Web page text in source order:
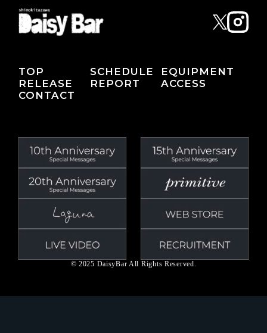
TOP SCHEDULE
EQUIPMENT
RELEASE
REPORT
ACCESS
CONTACT
© 2025 DaisyBar All Rights Reserved.